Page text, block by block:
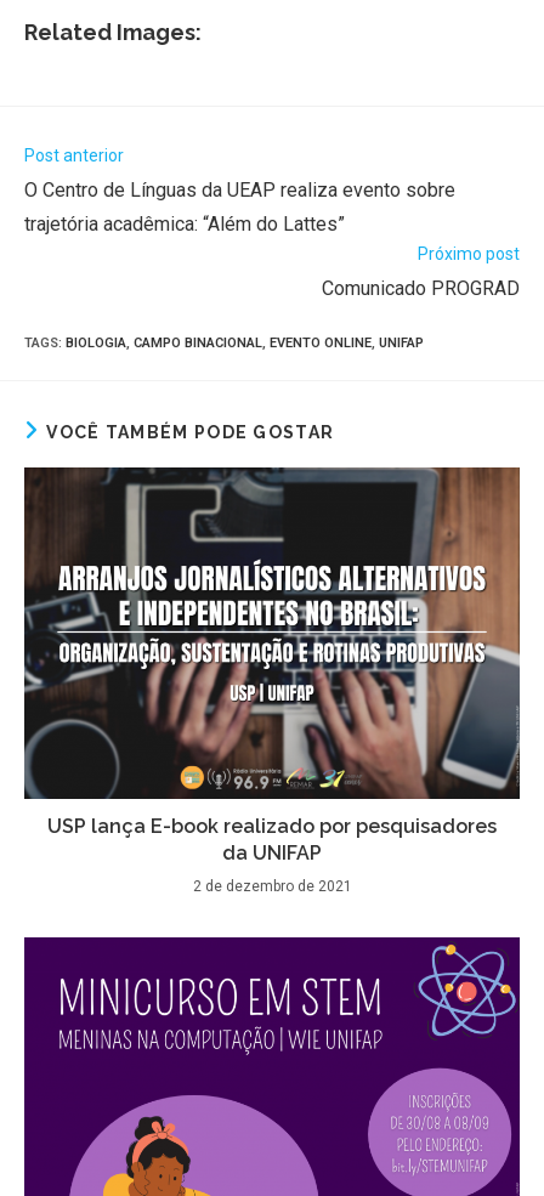
Related Images:
Post anterior
O Centro de Línguas da UEAP realiza evento sobre
trajetória acadêmica: “Além do Lattes”
Próximo post
Comunicado PROGRAD
TAGS: BIOLOGIA, CAMPO BINACIONAL, EVENTO ONLINE, UNIFAP
VOCÊ TAMBÉM PODE GOSTAR
USP lança E-book realizado por pesquisadores
da UNIFAP
2 de dezembro de 2021